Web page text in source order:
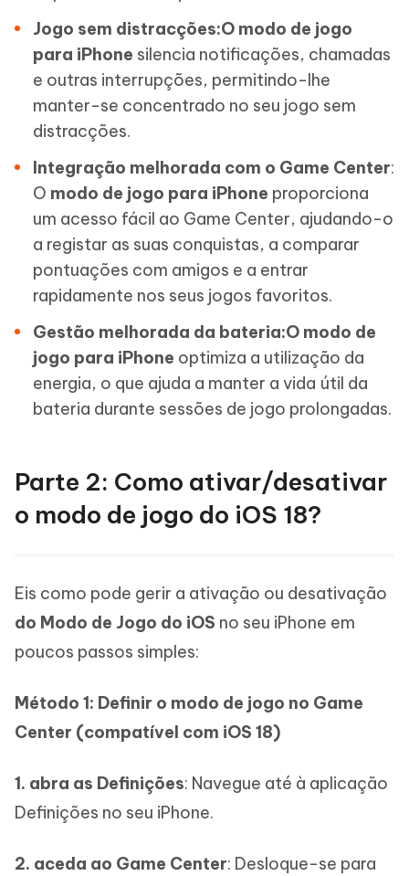
Jogo sem distracções:O modo de jogo
para iPhone silencia notificações, chamadas
e outras interrupções, permitindo-lhe
manter-se concentrado no seu jogo sem
distracções.
Integração melhorada com o Game Center:
O modo de jogo para iPhone proporciona
um acesso fácil ao Game Center, ajudando-o
a registar as suas conquistas, a comparar
pontuações com amigos e a entrar
rapidamente nos seus jogos favoritos.
Gestão melhorada da bateria:O modo de
jogo para iPhone optimiza a utilização da
energia, o que ajuda a manter a vida útil da
bateria durante sessões de jogo prolongadas.
Parte 2: Como ativar/desativar
o modo de jogo do iOS 18?
Eis como pode gerir a ativação ou desativação
do Modo de Jogo do iOS no seu iPhone em
poucos passos simples:
Método 1: Definir o modo de jogo no Game
Center (compatível com iOS 18)
1. abra as Definições: Navegue até à aplicação
Definições no seu iPhone.
2. aceda ao Game Center: Desloque-se para